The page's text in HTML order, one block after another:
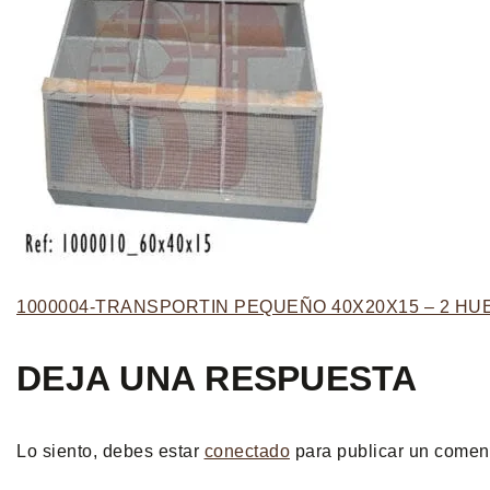
1000004-TRANSPORTIN PEQUEÑO 40X20X15 – 2
DEJA UNA RESPUESTA
Lo siento, debes estar conectado para publicar un